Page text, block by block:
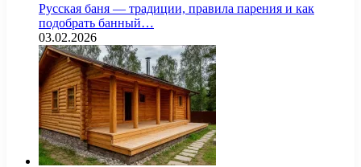
Русская баня — традиции, правила парения и как
подобрать банный…
03.02.2026